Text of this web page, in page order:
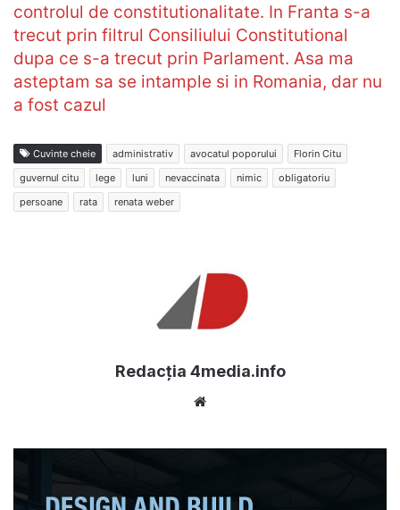
controlul de constitutionalitate. In Franta s-a
trecut prin filtrul Consiliului Constitutional
dupa ce s-a trecut prin Parlament. Asa ma
asteptam sa se intample si in Romania, dar nu
a fost cazul
Cuvinte cheie administrativ avocatul poporului
Florin Citu
guvernul citu
lege luni nevaccinata nimic
obligatoriu
persoane
rata renata weber
Redacția 4media.info